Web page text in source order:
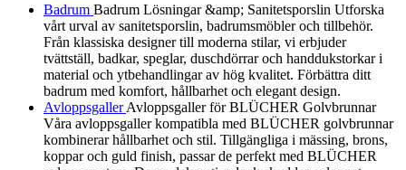
Badrum Badrum Lösningar &amp; Sanitetsporslin Utforska
vårt urval av sanitetsporslin, badrumsmöbler och tillbehör.
Från klassiska designer till moderna stilar, vi erbjuder
tvättställ, badkar, speglar, duschdörrar och handdukstorkar i
material och ytbehandlingar av hög kvalitet. Förbättra ditt
badrum med komfort, hållbarhet och elegant design.
AvloppsgallerAvloppsgaller för BLÜCHER Golvbrunnar
Våra avloppsgaller kompatibla med BLÜCHER golvbrunnar
kombinerar hållbarhet och stil. Tillgängliga i mässing, brons,
koppar och guld finish, passar de perfekt med BLÜCHER